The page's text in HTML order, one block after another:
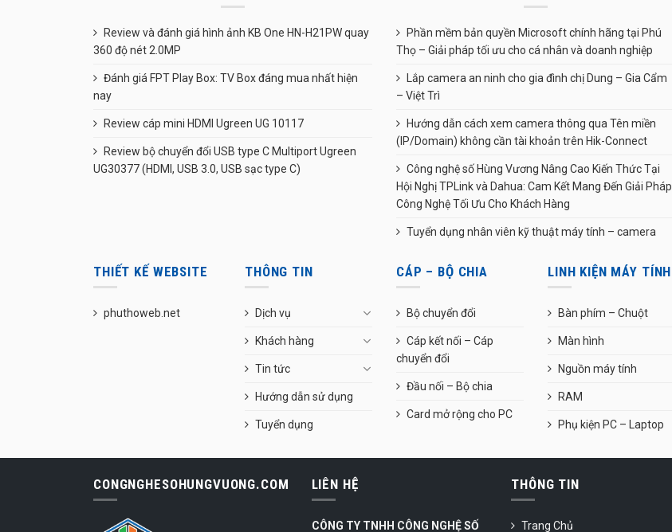
Review và đánh giá hình ảnh KB One HN-H21PW quay
360 độ nét 2.0MP
Đánh giá FPT Play Box: TV Box đáng mua nhất hiện
nay
Review cáp mini HDMI Ugreen UG 10117
Review bộ chuyển đổi USB type C Multiport Ugreen
UG30377 (HDMI, USB 3.0, USB sạc type C)
Phần mềm bản quyền Microsoft chính hãng tại Phú
Thọ – Giải pháp tối ưu cho cá nhân và doanh nghiệp
Lắp camera an ninh cho gia đình chị Dung – Gia Cẩm
– Việt Trì
Hướng dẫn cách xem camera thông qua Tên miền
(IP/Domain) không cần tài khoản trên Hik-Connect
Công nghệ số Hùng Vương Nâng Cao Kiến Thức Tại
Hội Nghị TPLink và Dahua: Cam Kết Mang Đến Giải Pháp
Công Nghệ Tối Ưu Cho Khách Hàng
Tuyển dụng nhân viên kỹ thuật máy tính – camera
THIẾT KẾ WEBSITE
phuthoweb.net
THÔNG TIN
Dịch vụ
Khách hàng
Tin tức
Hướng dẫn sử dụng
Tuyển dụng
CÁP – BỘ CHIA
Bộ chuyển đổi
Cáp kết nối – Cáp
chuyển đổi
Đầu nối – Bộ chia
Card mở rộng cho PC
LINH KIỆN MÁY TÍNH
Bàn phím – Chuột
Màn hình
Nguồn máy tính
RAM
Phụ kiện PC – Laptop
CONGNGHESOHUNGVUONG.COM LIÊN HỆ
CÔNG TY TNHH CÔNG NGHỆ SỐ
THÔNG TIN
Trang Chủ